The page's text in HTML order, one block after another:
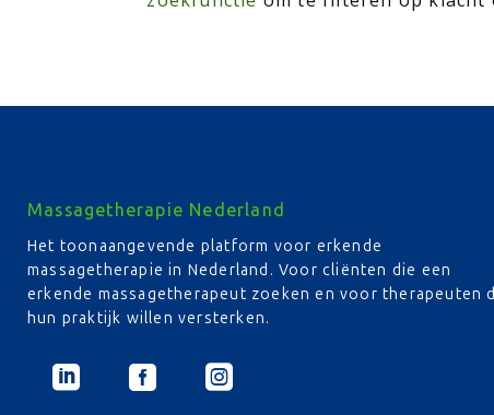
Massagetherapie Nederland
Het toonaangevende platform voor erkende
massagetherapie in Nederland. Voor cliënten die een
erkende massagetherapeut zoeken en voor therapeuten
hun praktijk willen versterken.
  